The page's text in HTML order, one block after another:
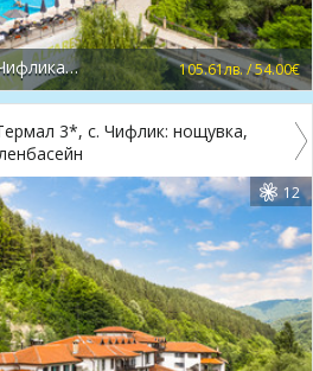
Алфарезорт Термал "Чифлика" 3*, Чифлик 105.61лв. / 54.00€
3*, с. Чифлик: нощувка,
12